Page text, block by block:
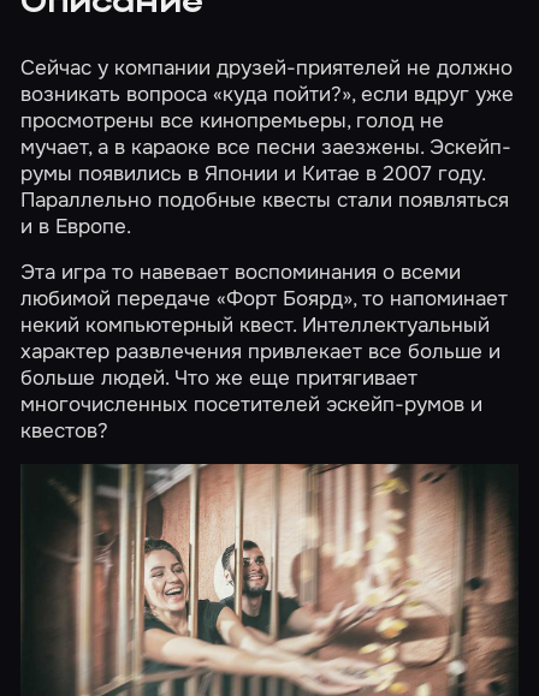
Сейчас у компании друзей-приятелей не должно
возникать вопроса «куда пойти?», если вдруг уже
просмотрены все кинопремьеры, голод не
мучает, а в караоке все песни заезжены. Эскейп-
румы появились в Японии и Китае в 2007 году.
Параллельно подобные квесты стали появляться
и в Европе.
Эта игра то навевает воспоминания о всеми
любимой передаче «Форт Боярд», то напоминает
некий компьютерный квест. Интеллектуальный
характер развлечения привлекает все больше и
больше людей. Что же еще притягивает
многочисленных посетителей эскейп-румов и
квестов?